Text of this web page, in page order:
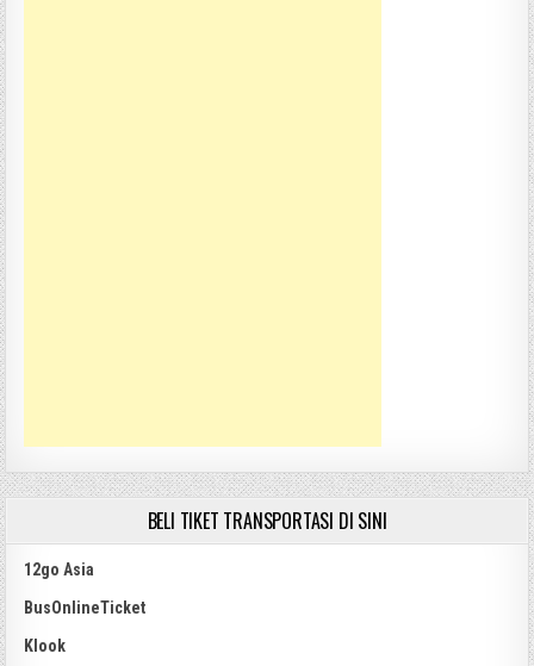
BELI TIKET TRANSPORTASI DI SINI
12go Asia
BusOnlineTicket
Klook